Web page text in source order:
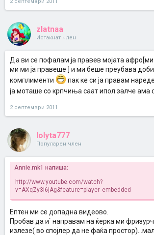
zlatnaa
Истакнат член
Да ви се пофалам ја правев мојата
ми ми ја правеше ] и ми беше преубава
комплименти
пак ке си ја правам
ја моташе со крпчиња саат ипол залче ама
2 септември 2011
lolyta777
Популарен член
Annie.mk1 напиша:
http://www.youtube.com/watch?
v=AXqZy3l6jAg&feature=player_embedded
Ептен ми се допадна видеово.
Пробав да и` направам на ќерка ми
излезе( во спојлер да не фаќа